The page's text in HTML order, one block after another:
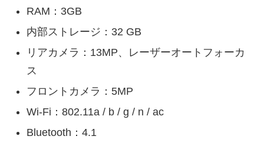
RAM：3GB
内部ストレージ：32 GB
リアカメラ：13MP、レーザーオートフォーカ
ス
フロントカメラ：5MP
Wi-Fi：802.11a / b / g / n / ac
Bluetooth：4.1